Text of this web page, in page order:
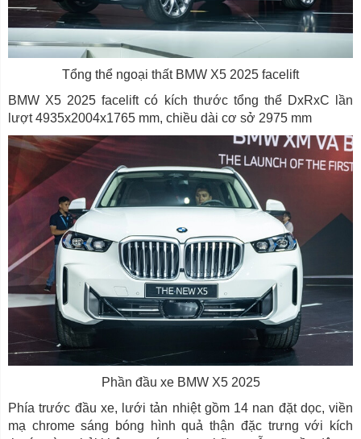
Tổng thể ngoại thất BMW X5 2025 facelift
BMW X5 2025 facelift có kích thước tổng thể DxRxC lần
lượt 4935x2004x1765 mm, chiều dài cơ sở 2975 mm
Phần đầu xe BMW X5 2025
Phía trước đầu xe, lưới tản nhiệt gồm 14 nan đặt dọc, viền
mạ chrome sáng bóng hình quả thận đặc trưng với kích